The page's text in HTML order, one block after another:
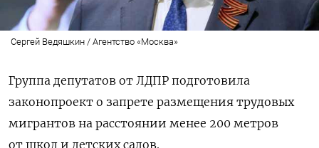
Сергей Ведяшкин / Агентство «Москва»
Группа депутатов от ЛДПР подготовила
законопроект о запрете размещения трудовых
мигрантов на расстоянии менее 200 метров
от школ и детских садов.